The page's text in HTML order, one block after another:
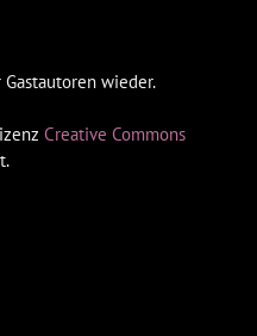
wieder.
Creative Commons